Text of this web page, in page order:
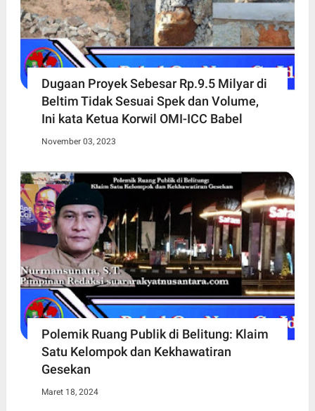
Dugaan Proyek Sebesar Rp.9.5 Milyar di
Beltim Tidak Sesuai Spek dan Volume,
Ini kata Ketua Korwil OMI-ICC Babel
November 03, 2023
Polemik Ruang Publik di Belitung: Klaim
Satu Kelompok dan Kekhawatiran
Gesekan
Maret 18, 2024